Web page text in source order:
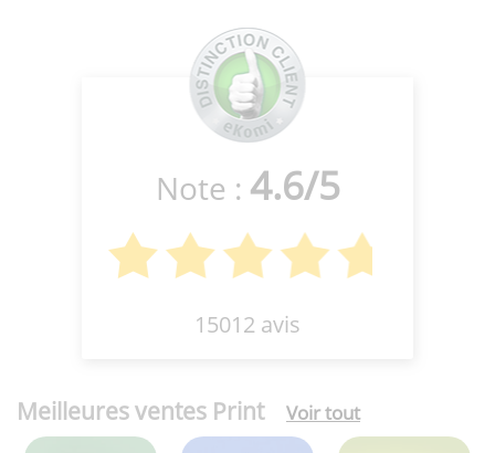
Note : 4.6/5
15012 avis
Meilleures ventes Print Voir tout